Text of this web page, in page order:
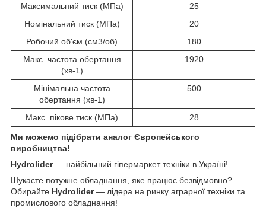
Максимальний тиск (МПа)
25
Номінальний тиск (МПа)
20
Робочий об'єм (см3/об)
180
Макс. частота обертання
(хв-1)
1920
Мінімальна частота
обертання (хв-1)
500
Макс. пікове тиск (МПа) 28
Ми можемо підібрати аналог Європейського
виробництва!
Hydrolider— найбільший гіпермаркет техніки в Україні!
Шукаєте потужне обладнання, яке працює безвідмовно?
Обирайте Hydrolider— лідера на ринку аграрної техніки та
промислового обладнання!